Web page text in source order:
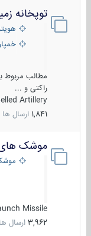
توپخانه
هویتزر
خمپاره
مطالب مربوط
راکتی و ...
Artillery ...
1,841 ارسال ها
موشک های
موشک
Missile
3,962 ارسال ها